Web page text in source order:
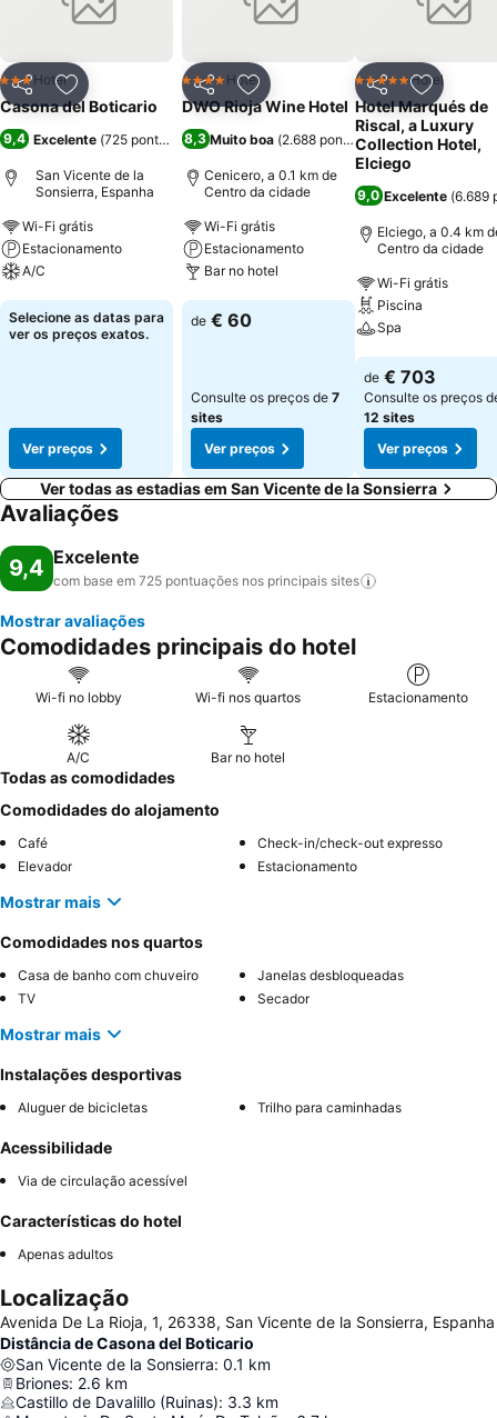
PartilharAdicionar aos favoritos
3 Estrelas
Hotel
Casona del Boticario
9,4 Excelente (725 pontuações)
San Vicente de la
Sonsierra, Espanha
Wi-Fi grátis
Estacionamento
A/C
Ver preços
Selecione as datas para
ver os preços exatos.
Ver preços
PartilharAdicionar aos favoritos
4 EstrelasHotel
DWO Rioja Wine Hotel
8,3 Muito boa (2.688 pontuações)
Cenicero, a 0.1 km de
Centro da cidade
Wi-Fi grátis
Estacionamento
Bar no hotel
Ver preços
de € 60
Consulte os preços de 7
sites
Ver preços
Partilhar
5 EstrelasHotel
Hotel Marqués de
Riscal, a Luxury
Collection Hotel,
Elciego
9,0 Excelente (6.689
Elciego, a 0.4 km
Centro da cidade
Wi-Fi grátis
Piscina
Spa
Ver preços
de € 703
Consulte os preços
12 sites
Ver preços
Ver todas as estadias em San Vicente de la Sonsierra
Avaliações
9,4 Excelente
com base em 725 pontuações nos principais sites
Mostrar avaliações
Comodidades principais do hotel
Wi-fi no lobby Wi-fi nos quartos Estacionamento
A/C Bar no hotel
Todas as comodidades
Comodidades do alojamento
Café
Check-in/check-out expresso
Elevador
Estacionamento
Mostrar mais
Comodidades nos quartos
Casa de banho com chuveiro
Janelas desbloqueadas
TV
Secador
Mostrar mais
Instalações desportivas
Aluguer de bicicletas Trilho para caminhadas
Acessibilidade
Via de circulação acessível
Características do hotel
Apenas adultos
Localização
Avenida De La Rioja, 1, 26338, San Vicente de la Sonsierra, Espanha
Distância de Casona del Boticario
San Vicente de la Sonsierra: 0.1 km
Briones: 2.6 km
Castillo de Davalillo (Ruinas): 3.3 km